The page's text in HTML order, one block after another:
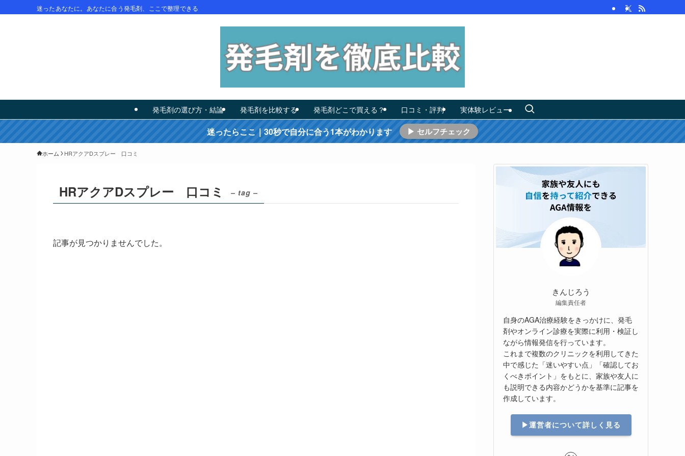
迷ったあなたに。あなたに合う発毛剤、ここで整理できる
発毛剤の選び方・結論 発毛剤を比較する 発毛剤どこで買える？ 口コミ・評判 実体験レビュー
迷ったらここ｜30秒で自分に合う1本がわかります ▶ セルフチェック
ホーム HRアクアDスプレー 口コミ
HRアクアDスプレー 口コミ – tag –
記事が見つかりませんでした。
きんじろう
編集責任者
自身のAGA治療経験をきっかけに、発毛
剤やオンライン診療を実際に利用・検証し
ながら情報発信を行っています。
これまで複数のクリニックを利用してきた
中で感じた「迷いやすい点」「確認してお
くべきポイント」をもとに、家族や友人に
も説明できる内容かどうかを基準に記事を
作成しています。
▶︎運営者について詳しく見る